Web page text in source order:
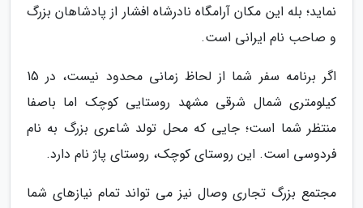
نماید؛ بله این مکان آرامگاه نادرشاه افشار از پادشاهان بزرگ
و صاحب نام ایرانی است.
اگر برنامه سفر شما از لحاظ زمانی محدود نیست، در 15
کیلومتری شمال شرقی مشهد روستایی کوچک اما باصفا
منتظر شما است؛ جایی که محل تولد شاعری بزرگ به نام
فردوسی است. این روستای کوچک، روستای پاژ نام دارد.
مجتمع بزرگ تجاری وصال نیز می تواند تمام نیازهای شما